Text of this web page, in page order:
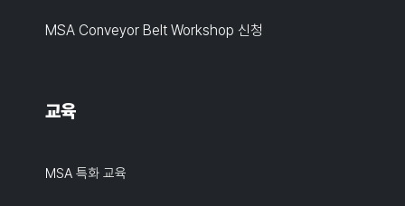
MSA Conveyor Belt Workshop 신청
교육
MSA 특화 교육